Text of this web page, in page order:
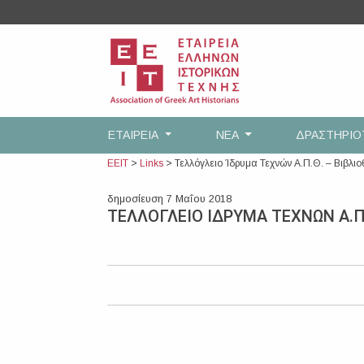
to
ΕΤΑΙΡEΙΑ ΝΕΑ
ΕΕΙΤ > Links > Τελλόγλειο Ίδρυμα Τεχνών Α.Π.Θ. –
δημοσίευση 7 Μαΐου 2018
ΤΕΛΛΟΓΛΕΙΟ ΙΔΡΥΜΑ ΤΕΧΝΩΝ